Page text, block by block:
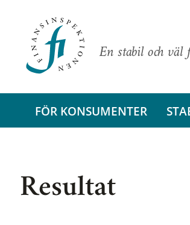
En stabil och
FÖR KONSUMENTER
Resultat